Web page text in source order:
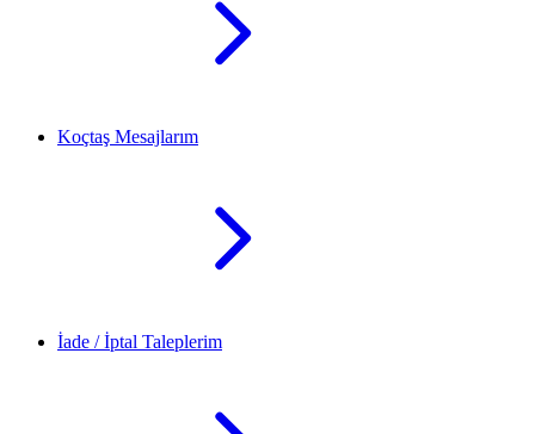
Koçtaş Mesajlarım
İade / İptal Taleplerim